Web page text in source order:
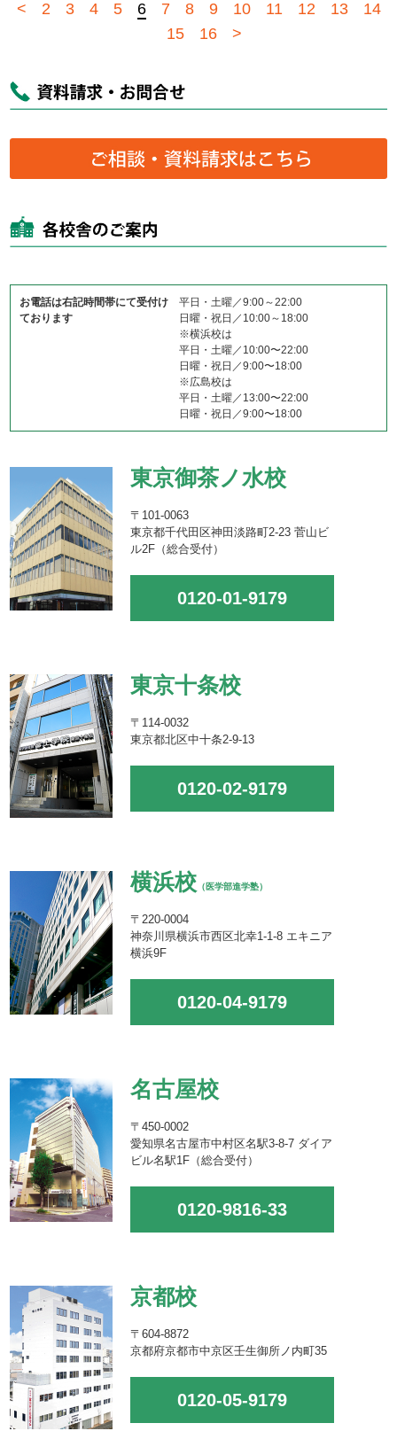
< 2 3 4 5 6 7 8 9 10 11 12 13
14
15
16 >
お電話は右記時間帯にて受付け
ております
平日・土曜／9:00～22:00
日曜・祝日／10:00～18:00
※横浜校は
平日・土曜／10:00〜22:00
日曜・祝日／9:00〜18:00
※広島校は
平日・土曜／13:00〜22:00
日曜・祝日／9:00〜18:00
東京御茶ノ水校
〒101-0063
東京都千代田区神田淡路町2-23 菅山ビ
ル2F（総合受付）
0120-01-9179
東京十条校
〒114-0032
東京都北区中十条2-9-13
0120-02-9179
横浜校 （医学部進学塾）
〒220-0004
神奈川県横浜市西区北幸1-1-8 エキニア
横浜9F
0120-04-9179
名古屋校
〒450-0002
愛知県名古屋市中村区名駅3-8-7 ダイア
ビル名駅1F（総合受付）
0120-9816-33
京都校
〒604-8872
京都府京都市中京区壬生御所ノ内町35
0120-05-9179